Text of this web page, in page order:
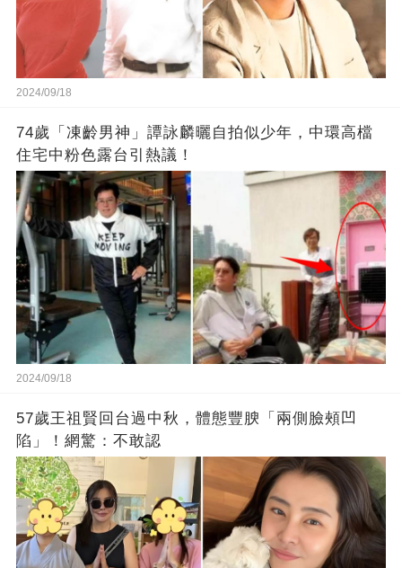
2024/09/18
74歲「凍齡男神」譚詠麟曬自拍似少年，中環高檔
住宅中粉色露台引熱議！
2024/09/18
57歲王祖賢回台過中秋，體態豐腴「兩側臉頰凹
陷」！網驚：不敢認